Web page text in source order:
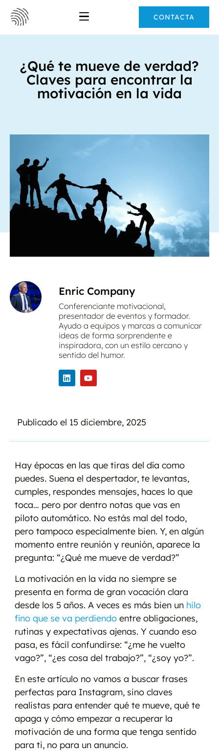
CONTACTA
¿Qué te mueve de verdad?
Claves para encontrar la
motivación en la vida
Enric Company
Conferenciante motivacional,
presentador de eventos y formador.
Ayudo a equipos y marcas a comunicar
ideas de forma sorprendente e
inspiradora, con un estilo cercano y
sentido del humor.
Publicado el 15 diciembre, 2025
Hay épocas en las que tiras del día como
puedes. Suena el despertador, te levantas,
cumples, respondes mensajes, haces lo que
toca… pero por dentro notas que vas en
piloto automático. No estás mal del todo,
pero tampoco especialmente bien. Y, en algún
momento entre reunión y reunión, aparece la
pregunta: “¿Qué me mueve de verdad?”
La motivación en la vida no siempre se
presenta en forma de gran vocación clara
desde los 5 años. A veces es más bien un hilo
fino que se va perdiendo entre obligaciones,
rutinas y expectativas ajenas. Y cuando eso
pasa, es fácil confundirse: “¿me he vuelto
vago?”, “¿es cosa del trabajo?”, “¿soy yo?”.
En este artículo no vamos a buscar frases
perfectas para Instagram, sino claves
realistas para entender qué te mueve, qué te
apaga y cómo empezar a recuperar la
motivación de una forma que tenga sentido
para ti, no para un anuncio.